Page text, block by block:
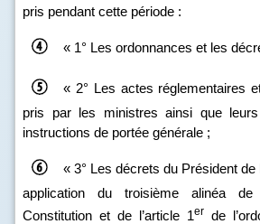
pris pendant cette période :
« 1° Les ordonnances et les
« 2° Les actes réglementaires
pris par les ministres ainsi que
instructions de portée générale ;
« 3° Les décrets du Président
application du troisième alinéa
Constitution et de l’article 1er de